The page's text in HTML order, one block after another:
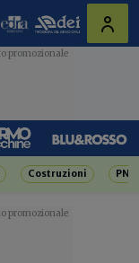
Costruzioni